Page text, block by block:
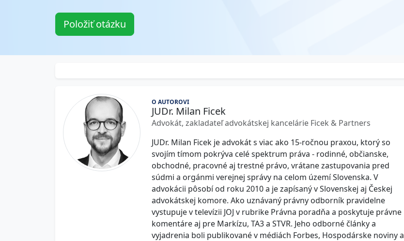
Položiť otázku
O AUTOROVI
JUDr. Milan Ficek
Advokát, zakladateľ advokátskej kancelárie Ficek & Partners
JUDr. Milan Ficek je advokát s viac ako 15-ročnou praxou, ktorý so
svojím tímom pokrýva celé spektrum práva - rodinné, občianske,
obchodné, pracovné aj trestné právo, vrátane zastupovania pred
súdmi a orgánmi verejnej správy na celom území Slovenska. V
advokácii pôsobí od roku 2010 a je zapísaný v Slovenskej aj Českej
advokátskej komore. Ako uznávaný právny odborník pravidelne
vystupuje v televízii JOJ v rubrike Právna poradňa a poskytuje právne
komentáre aj pre Markízu, TA3 a STVR. Jeho odborné články a
vyjadrenia boli publikované v médiách Forbes, Hospodárske noviny a